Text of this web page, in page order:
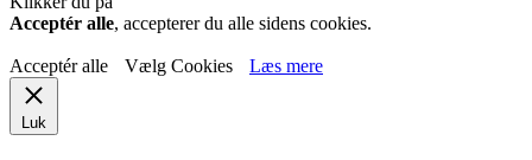
Acceptér alle, accepterer du alle sidens cookies.
Acceptér alle Vælg Cookies Læs mere
Luk